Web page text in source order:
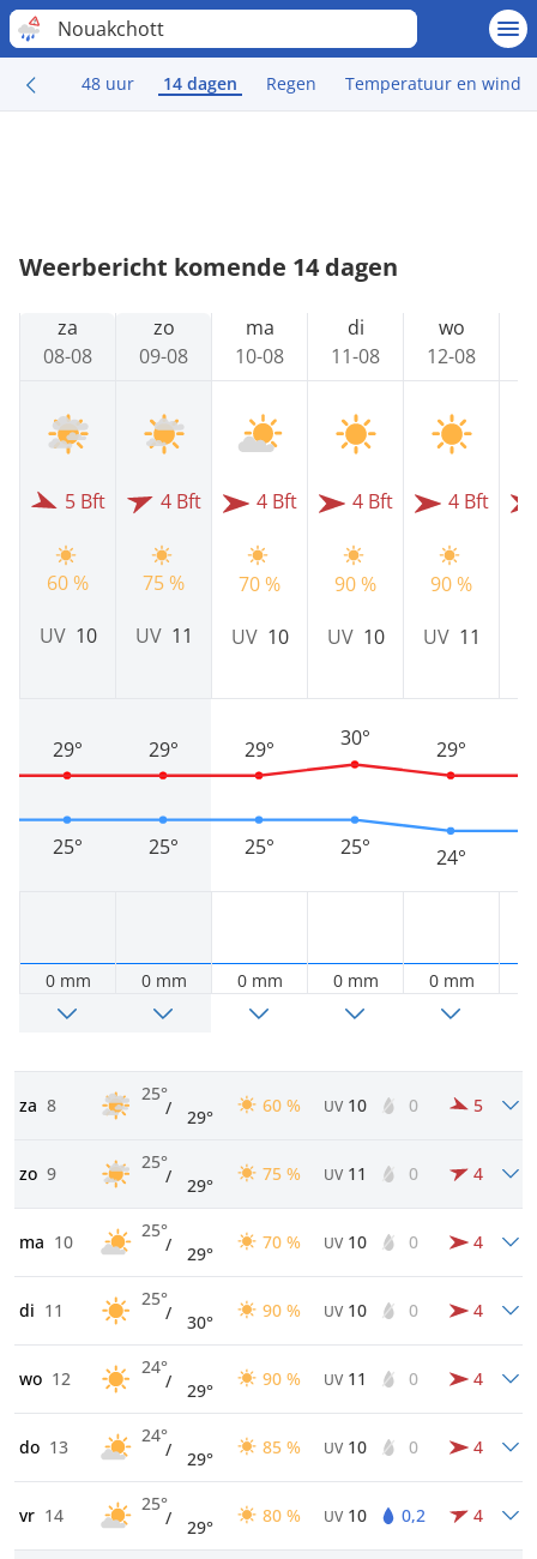
Nouakchott
48 uur 14 dagen Regen Temperatuur en wind
Weerbericht komende 14 dagen
za
08-08
5 Bft
60 %
UV 10
25°
29°
0 mm
zo
09-08
4 Bft
75 %
UV 11
25°
29°
0 mm
ma
10-08
4 Bft
70 %
UV 10
25°
29°
0 mm
di
11-08
4 Bft
90 %
UV 10
25°
30°
0 mm
wo
12-08
4 Bft
90 %
UV 11
24°
29°
0 mm
za 8
25°
/ 29°
60 % UV 10 0 5
zo 9
25°
/ 29°
75 % UV 11 0 4
ma 10
25°
/ 29°
70 % UV 10 0 4
di 11
25°
/ 30°
90 % UV 10 0 4
wo 12
24°
/ 29°
90 % UV 11 0 4
do 13
24°
/ 29°
85 % UV 10 0 4
vr 14
25°
/ 29°
80 % UV 10 0,2 4